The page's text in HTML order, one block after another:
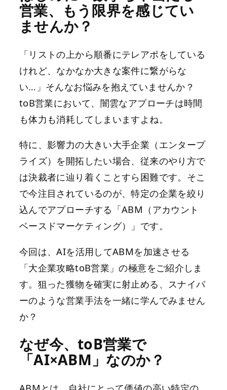
営業、もう限界を感じてい
ませんか？
「リストの上から順番にテレアポをしている
けれど、なかなか大きな案件に繋がらな
い…」そんなお悩みを抱えていませんか？
toB営業において、闇雲なアプローチは時間
も体力も消耗してしまいますよね。
特に、影響力の大きい大手企業（エンタープ
ライズ）を開拓したい場合、従来のやり方で
は決裁者に辿り着くことすら困難です。そこ
で今注目されているのが、特定の企業を絞り
込んでアプローチする「ABM（アカウント
ベースドマーケティング）」です。
今回は、AIを活用してABMを加速させる
「大企業攻略toB営業」の極意をご紹介しま
す。狙った獲物を確実に射止める、スナイパ
ーのような営業手法を一緒に学んでみません
か？
なぜ今、toB営業で
「AI×ABM」なのか？